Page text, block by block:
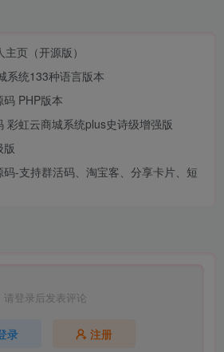
页（开源版）
系统133种语言版本
PHP版本
彩虹云商城系统plus史诗级增强版
版
-支持群活码、淘宝客、分享卡片、短
请登录后发表评论
录 注册